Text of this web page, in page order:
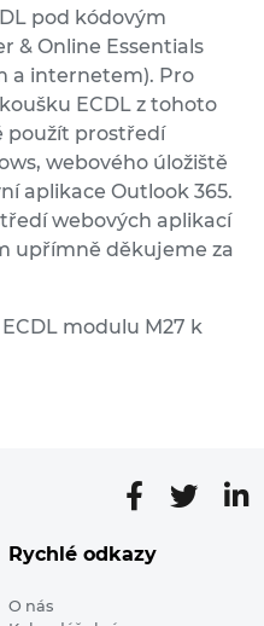
pod kódovým
& Online Essentials
a internetem). Pro
ECDL z tohoto
použít prostředí
webového úložiště
aplikace Outlook 365.
webových aplikací
upřímně děkujeme za
modulu M27 k
Rychlé odkazy
O nás